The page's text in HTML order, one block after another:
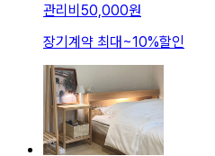
관리비 50,000원
장기계약 최대~10%할인